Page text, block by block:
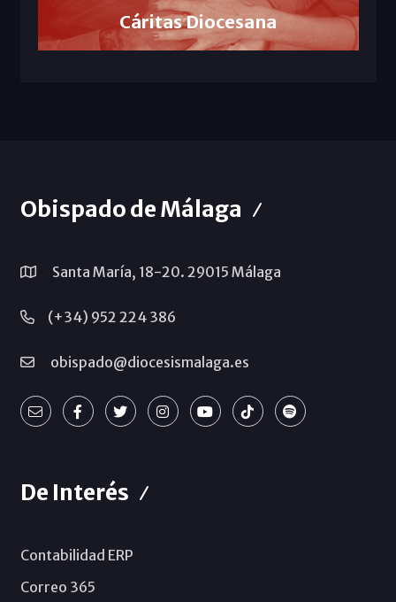
Cáritas Diocesana
Obispado de Málaga
Santa María, 18-20. 29015 Málaga
(+34) 952 224 386
obispado@diocesismalaga.es
De Interés
Contabilidad ERP
Correo 365